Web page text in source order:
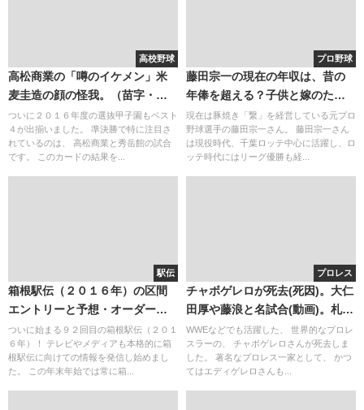
高校野球
高松商業の「噂のイケメン」米
麦圭造の顔の怪我。（苗字・名
字の読み）秀岳館のサイン盗み
と鍛治舎巧監督。
ついに２０１６年度の選抜甲子園もベスト
４が出揃いました。 準決勝で特に注目さ
れているのは、 高松商業と秀岳館の試合
です。 このカードの結果を...
プロ野球
藤田宗一の現在の年収は、昔の
年俸を超える？子供と嫁のため
にお店をオープン！
現在は豚焼き「繋」を経営している元プロ
野球選手の藤田宗一さん。 藤田宗一さん
は現役時代、千葉ロッテ中心に活躍し、ロ
ッテ時代にはリーグ優勝も経...
駅伝
箱根駅伝（２０１６年）の区間
エントリーと予想・オーダー。
出場校やコース日程など！
ついに始まる９２回目の箱根駅伝（２０１
６年）！ テレビやメディアも本格的に箱
根駅伝に向けての情報を発信し始めまし
た。 この年末年始では常に箱...
プロレス
チャボゲレロが死去(死因)。大仁
田厚や藤浪と名試合(動画)。札幌
のカレーとの関係
WWEなどでも活躍した、 世界的なプロレ
スラーの、 チャボゲレロさんが死去しま
した。 著名なプロレス一家として、 かつ
てはエディゲレロさんも...